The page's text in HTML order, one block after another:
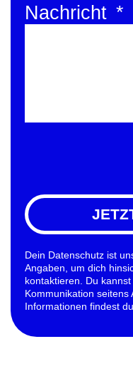
Nachricht
Dein Datenschutz ist
Angaben, um dich
kontaktieren. Du
Kommunikation
Informationen findest